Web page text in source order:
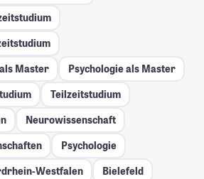
Master
Psychologie als Master
Teilzeitstudium
Neurowissenschaft
Psychologie
Westfalen Bielefeld